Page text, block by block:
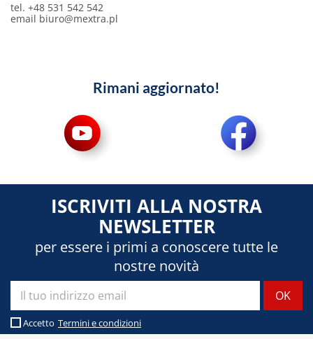
tel. +48 531 542 542
email biuro@mextra.pl
Rimani aggiornato!
ISCRIVITI ALLA NOSTRA
NEWSLETTER
per essere i primi a conoscere tutte le
nostre novità
Accetto Termini e condizioni